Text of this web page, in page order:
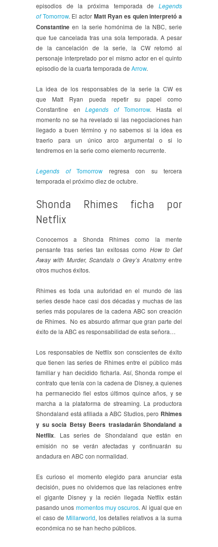
episodios de la próxima temporada de Legends
ofTomorrow. El actor Matt Ryan es quien interpretó a
Constantine en la serie homónima de la NBC, serie
que fue cancelada tras una sola temporada. A pesar
de la cancelación de la serie, la CW retomó al
personaje interpretado por el mismo actor en el quinto
episodio de la cuarta temporada de Arrow.
La idea de los responsables de la serie la CW es
que Matt Ryan pueda repetir su papel como
Constantine enLegends ofTomorrow.
Hasta el
momento no se ha revelado si las negociaciones han
llegado a buen término y no sabemos si la idea es
traerlo para un único arco argumental o si lo
tendremos en la serie como elemento recurrente.
Legends ofTomorrow regresa con su tercera
temporada el próximo diez de octubre.
Shonda Rhimes ficha por
Netflix
Conocemos a Shonda Rhimes como la mente
pensante tras series tan exitosas como How to Get
Away with Murder, Scandals o Grey’s Anatomyentre
otros muchos éxitos.
Rhimes es toda una autoridad en el mundo de las
series desde hace casi dos décadas y muchas de las
series más populares de la cadena ABC son creación
de Rhimes. No es absurdo afirmar que gran parte del
éxito de la ABC es responsabilidad de esta señora…
Los responsables de Netflix son conscientes de éxito
que tienen las series de Rhimes entre el público más
familiar y han decidido ficharla. Así, Shonda rompe el
contrato que tenía con la cadena de Disney, a quienes
ha permanecido fiel estos últimos quince años, y se
marcha a la plataforma de streaming. La productora
Shondaland está afiliada a ABC Studios, pero Rhimes
y su socia Betsy Beers trasladarán Shondaland a
Netflix. Las series de Shondaland que están en
emisión no se verán afectadas y continuarán su
andadura en ABC con normalidad.
Es curioso el momento elegido para anunciar esta
decisión, pues no olvidemos que las relaciones entre
el gigante Disney y la recién llegada Netflix están
pasando unos momentos muy oscuros. Al igual que en
el caso de Millarworld, los detalles relativos a la suma
económica no se han hecho públicos.